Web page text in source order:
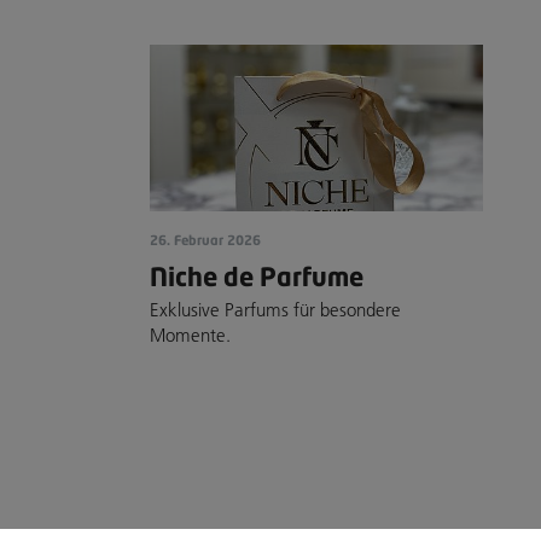
26. Februar 2026
Niche de Parfume
Exklusive Parfums für besondere
Momente.